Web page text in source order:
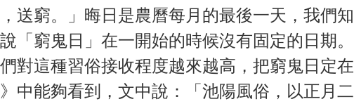
送窮。」晦日是農曆每月的最後一天，我們知
「窮鬼日」在一開始的時候沒有固定的日期。
對這種習俗接收程度越來越高，把窮鬼日定在
中能夠看到，文中說：「池陽風俗，以正月二